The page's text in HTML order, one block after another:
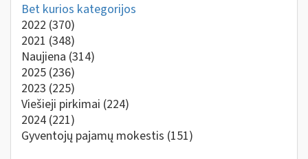
Bet kurios kategorijos
2022 (370)
2021 (348)
Naujiena (314)
2025 (236)
2023 (225)
Viešieji pirkimai (224)
2024 (221)
Gyventojų pajamų mokestis (151)